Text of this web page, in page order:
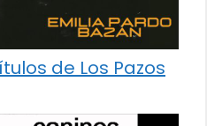
de Los Pazos